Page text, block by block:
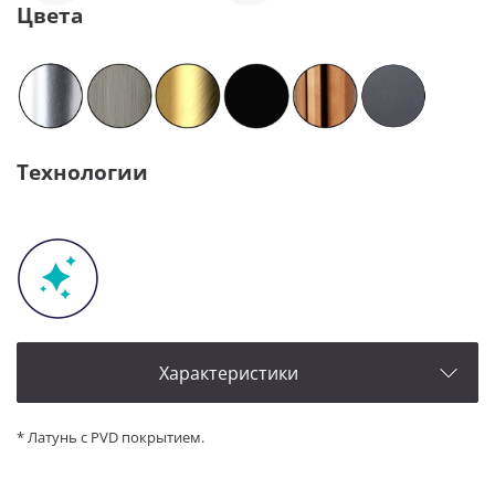
Цвета
Технологии
Характеристики
* Латунь с PVD покрытием.